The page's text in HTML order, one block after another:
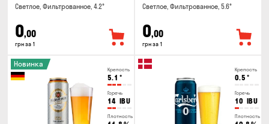
Светлое, Фильтрованное, 4.2°
0,00
грн за 1
Светлое, Фильтрованное, 5.6°
0,00
грн за 1
Крепость
5.1 °
Горечь
14 IBU
Плотность
Новинка
Крепость
0.5 °
Горечь
10 IBU
Плотность